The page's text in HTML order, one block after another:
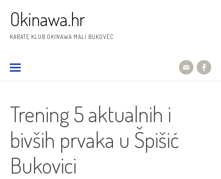
sadržajOkinawa.hr
KARATE KLUB OKINAWA MALI BUKOVEC
Trening 5 aktualnih i
bivših prvaka u Špišić
Bukovici